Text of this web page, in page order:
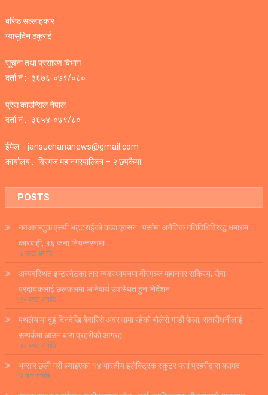
बरिष्ठ सल्लाहकार
ग्यासुदिन ठकुराई
सूचना तथा प्रसारण बिभाग
दर्ता नं :- ३६७६-०७९/०८०
प्रेस काउन्सिल नेपाल
दर्ता नं :- ३६५४-०७९/८०
ईमेल :- jansuchananews@gmail.com
कार्यालय :- विरगज महानगरपालिका – २ छपकैया
POSTS
नवआगन्तुक एसपी भट्टराईको कडा एक्सन : पर्सामा अनैतिक गतिविधिविरुद्ध धमाधम
कारबाही, १६ जना नियन्त्रणमा
८ घण्टा अगाडि
अव्यवस्थित इन्टरनेटका तार व्यवस्थापनमा वीरगञ्ज महानगर सक्रिय, सेवा
प्रदायकलाई छलफलमा अनिवार्य उपस्थित हुन निर्देशन
२० घण्टा अगाडि
पथलैयामा दुई दिनदेखि बेवारिसे अवस्थामा रहेको बोलेरो गाडी फेला, सवारीधनीलाई
सम्पर्कमा आउन बारा प्रहरीको आग्रह
२२ घण्टा अगाडि
भन्सार छली गरी ल्याइएका १४ भारतीय इलेक्ट्रिक स्कुटर पर्सा प्रहरीद्वारा बरामद
२ दिन अगाडि